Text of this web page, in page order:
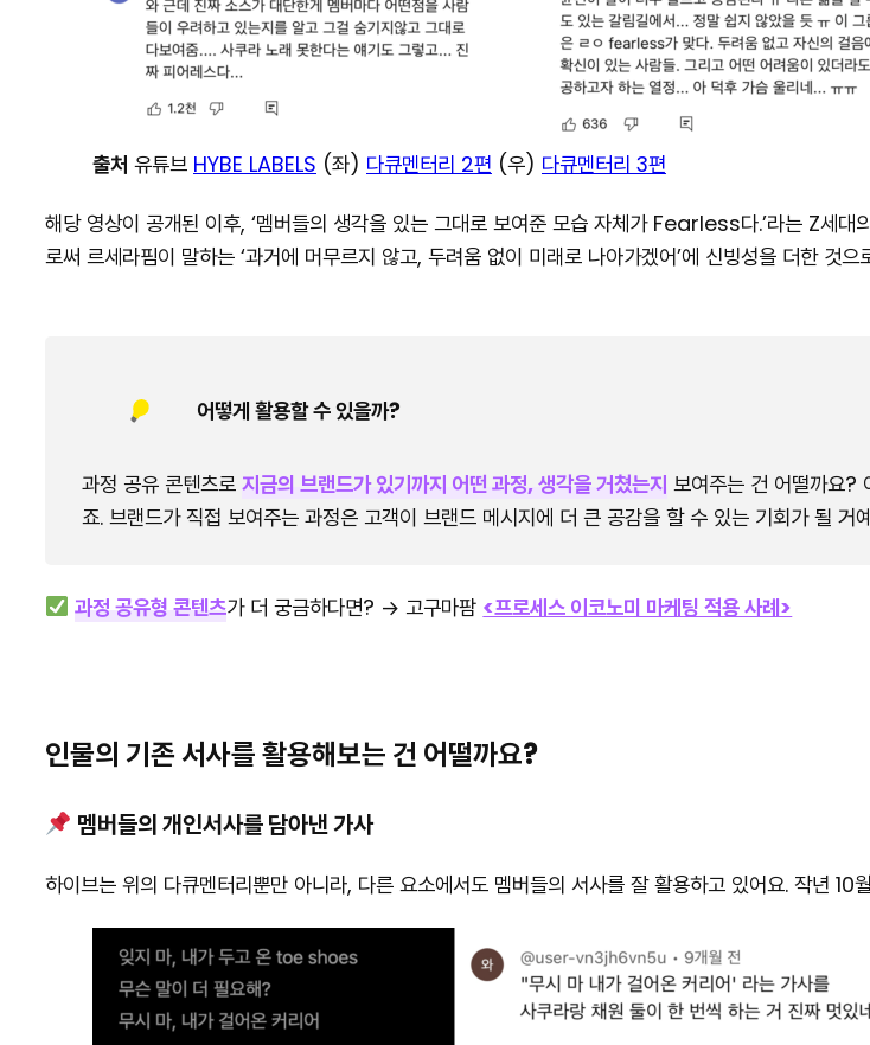
출처 유튜브 HYBE LABELS (좌) 다큐멘터리 2편 (우) 다큐멘터리 3편
해당 영상이 공개된 이후, ‘멤버들의 생각을 있는 그대로 보여준 모습 자체가 Fearless다.’라는 Z세대
로써 르세라핌이 말하는 ‘과거에 머무르지 않고, 두려움 없이 미래로 나아가겠어’에 신빙성을 더한 것으
어떻게 활용할 수 있을까?
과정 공유 콘텐츠로 지금의 브랜드가 있기까지 어떤 과정, 생각을 거쳤는지 보여주는 건 어떨까요?
죠. 브랜드가 직접 보여주는 과정은 고객이 브랜드 메시지에 더 큰 공감을 할 수 있는 기회가 될 거
과정 공유형 콘텐츠가 더 궁금하다면? → 고구마팜 <프로세스 이코노미 마케팅 적용 사례>
인물의 기존 서사를 활용해보는 건 어떨까요?
멤버들의 개인서사를 담아낸 가사
하이브는 위의 다큐멘터리뿐만 아니라, 다른 요소에서도 멤버들의 서사를 잘 활용하고 있어요. 작년